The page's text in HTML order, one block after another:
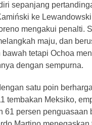
sepanjang
ke
mengakui penalti.
maju, dan
bawah tetapi Ochoa
dengan sempurna.
satu poin
tembakan Meksiko,
61 persen penguasaan